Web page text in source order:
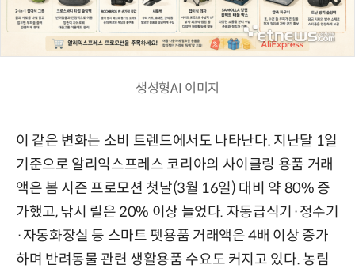
생성형AI 이미지
이 같은 변화는 소비 트렌드에서도 나타난다. 지난달 1일
기준으로 알리익스프레스 코리아의 사이클링 용품 거래
액은 봄 시즌 프로모션 첫날(3월 16일) 대비 약 80% 증
가했고, 낚시 릴은 20% 이상 늘었다. 자동급식기·정수기
·자동화장실 등 스마트 펫용품 거래액은 4배 이상 증가
하며 반려동물 관련 생활용품 수요도 커지고 있다. 농림